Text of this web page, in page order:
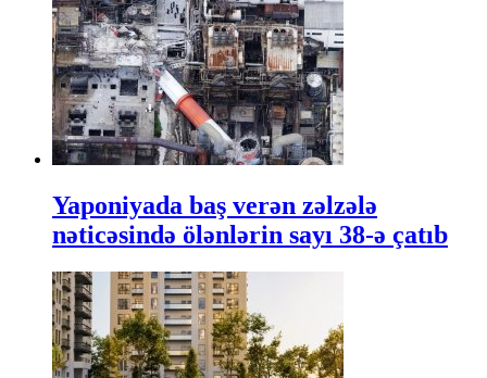
Yaponiyada baş verən zəlzələ
nəticəsində ölənlərin sayı 38-ə çatıb